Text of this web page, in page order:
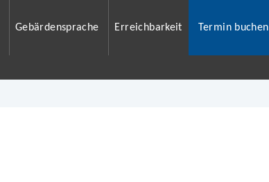
Gebärdensprache Erreichbarkeit
Termin buchen